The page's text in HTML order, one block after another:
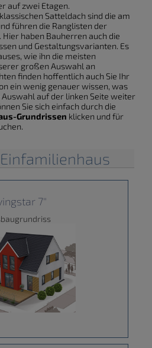
auf zwei Etagen.
Satteldach sind die am
führen die Ranglisten der
haben Bauherren auch die
und Gestaltungsvarianten. Es
wie ihn die meisten
großen Auswahl an
finden hoffentlich auch Sie Ihr
ein wenig genauer wissen, was
Auswahl auf der linken Seite weiter
Sie sich einfach durch die
Grundrissen klicken und für
7"